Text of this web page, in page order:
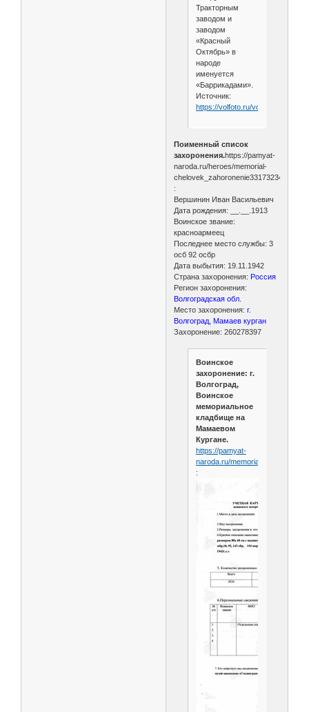
Тракторным
заводом и
заводом
«Красный
Октябрь» в
народе
именуется
«Баррикадами».
Источник:
https://volfoto.ru/volgograd/
Поименный список
захоронения.https://pamyat-
naroda.ru/heroes/memorial-
chelovek_zahoronenie33173234
:
Вершинин Иван Васильевич
Дата рождения: __.__.1913
Воинское звание:
красноармеец
Последнее место службы: 3
осб 92 осбр
Дата выбытия: 19.11.1942
Страна захоронения: Россия
Регион захоронения:
Волгоградская обл.
Место захоронения:г.
Волгоград, Мамаев курган
Захоронение: 260278397
Воинское
захоронение: г.
Волгоград,
Воинское
мемориальное
кладбище на
Мамаевом
Кургане.
https://pamyat-
naroda.ru/memorial/burial/
: